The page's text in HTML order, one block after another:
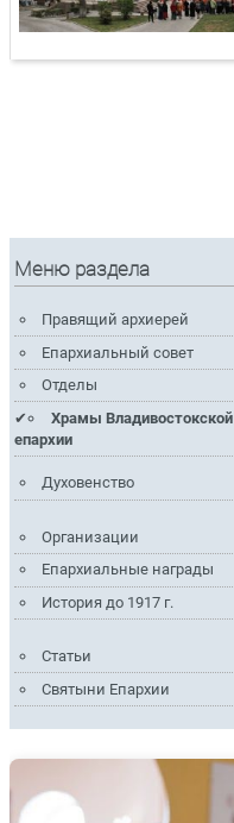
Меню раздела
Правящий архиерей
Епархиальный совет
Отделы
Храмы Владивостокской
епархии
Духовенство
Организации
Епархиальные награды
История до 1917 г.
Статьи
Святыни Епархии